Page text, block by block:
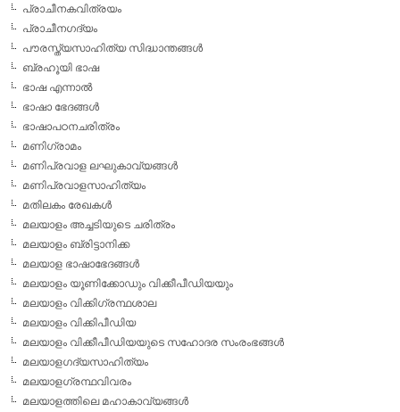
പ്രാചീനകവിത്രയം
പ്രാചീനഗദ്യം
പൗരസ്ത്യസാഹിത്യ സിദ്ധാന്തങ്ങള്‍
ബ്രഹൂയി ഭാഷ
ഭാഷ എന്നാല്‍
ഭാഷാ ഭേദങ്ങള്‍
ഭാഷാപഠനചരിത്രം
മണിഗ്രാമം
മണിപ്രവാള ലഘുകാവ്യങ്ങള്‍
മണിപ്രവാളസാഹിത്യം
മതിലകം രേഖകള്‍
മലയാളം അച്ചടിയുടെ ചരിത്രം
മലയാളം ബ്രിട്ടാനിക്ക
മലയാള ഭാഷാഭേദങ്ങള്‍
മലയാളം യൂണിക്കോഡും വിക്കീപീഡിയയും
മലയാളം വിക്കിഗ്രന്ഥശാല
മലയാളം വിക്കിപീഡിയ
മലയാളം വിക്കീപീഡിയയുടെ സഹോദര സംരംഭങ്ങള്‍
മലയാളഗദ്യസാഹിത്യം
മലയാളഗ്രന്ഥവിവരം
മലയാളത്തിലെ മഹാകാവ്യങ്ങള്‍